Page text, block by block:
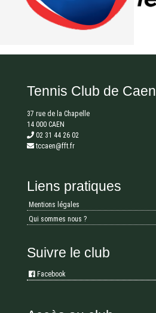
Tennis Club de Caen
37 rue de la Chapelle
14 000 CAEN
02 31 44 26 02
tccaen@fft.fr
Liens pratiques
Mentions légales
Qui sommes nous ?
Suivre le club
Facebook